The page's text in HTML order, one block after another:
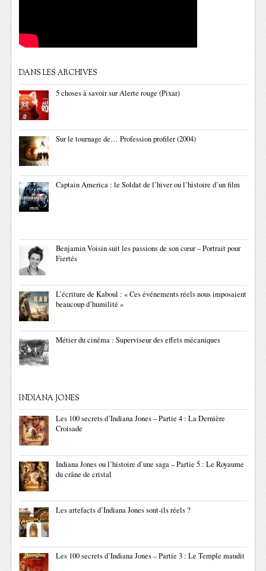
DANS LES ARCHIVES
5 choses à savoir sur Alerte rouge (Pixar)
Sur le tournage de… Profession profiler (2004)
Captain America : le Soldat de l’hiver ou l’histoire d’un film
Benjamin Voisin suit les passions de son cœur – Portrait pour
Fiertés
L’écriture de Kaboul : « Ces événements réels nous imposaient
beaucoup d’humilité »
Métier du cinéma : Superviseur des effets mécaniques
INDIANA JONES
Les 100 secrets d’Indiana Jones – Partie 4 : La Dernière
Croisade
Indiana Jones ou l’histoire d’une saga – Partie 5 : Le Royaume
du crâne de cristal
Les artefacts d’Indiana Jones sont-ils réels ?
Les 100 secrets d’Indiana Jones – Partie 3 : Le Temple maudit